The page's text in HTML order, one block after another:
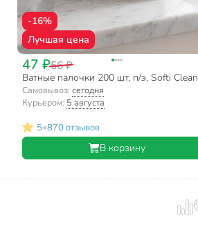
-16%
Лучшая цена
47 ₽56 ₽
Ватные палочки 200 шт, п/э, Softi Clean
Самовывоз: сегодня
Курьером: 5 августа
5•870 отзывов
В корзину